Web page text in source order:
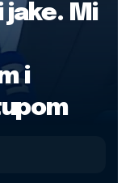
jake. Mi
i